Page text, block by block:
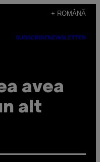
+ ROMÂNĂ
SUBSCRIBENEWSLETTER
avea
alt